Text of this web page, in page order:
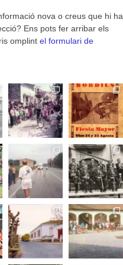
nova o creus que hi ha
Ens pots fer arribar els
omplint el formulari de